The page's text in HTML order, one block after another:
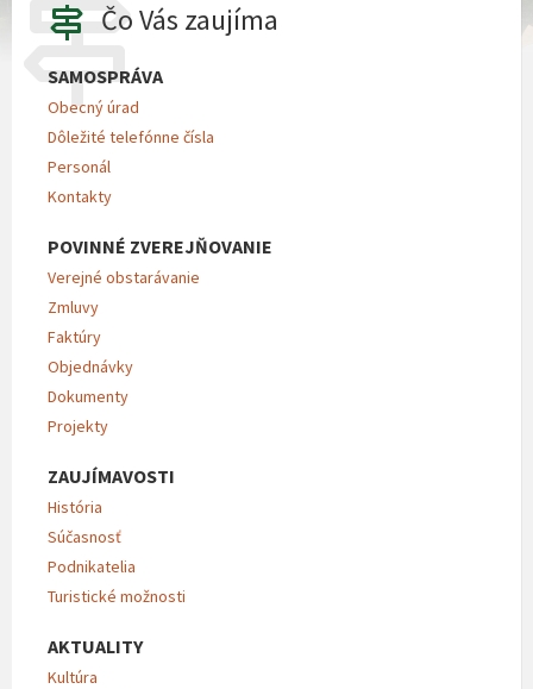
Čo Vás zaujíma
SAMOSPRÁVA
Obecný úrad
Dôležité telefónne čísla
Personál
Kontakty
POVINNÉ ZVEREJŇOVANIE
Verejné obstarávanie
Zmluvy
Faktúry
Objednávky
Dokumenty
Projekty
ZAUJÍMAVOSTI
História
Súčasnosť
Podnikatelia
Turistické možnosti
AKTUALITY
Kultúra